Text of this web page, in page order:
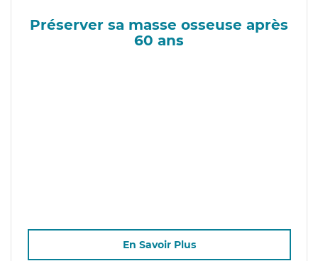
Préserver sa masse osseuse après
60 ans
En Savoir Plus